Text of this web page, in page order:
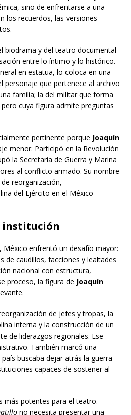
sino de enfrentarse a una
los recuerdos, las versiones
biodrama y del teatro documental
entre lo íntimo y lo histórico.
en estatua, lo coloca en una
personaje que pertenece al archivo
familia; la del militar que forma
cuya figura admite preguntas
pertinente porque Joaquín
menor. Participó en la Revolución
la Secretaría de Guerra y Marina
al conflicto armado. Su nombre
reorganización,
del Ejército en el México
institución
México enfrentó un desafío mayor:
de caudillos, facciones y lealtades
nacional con estructura,
proceso, la figura de Joaquín
de jefes y tropas, la
interna y la construcción de un
de liderazgos regionales. Ese
También marcó una
buscaba dejar atrás la guerra
capaces de sostener al
más potentes para el teatro.
no necesita presentar una